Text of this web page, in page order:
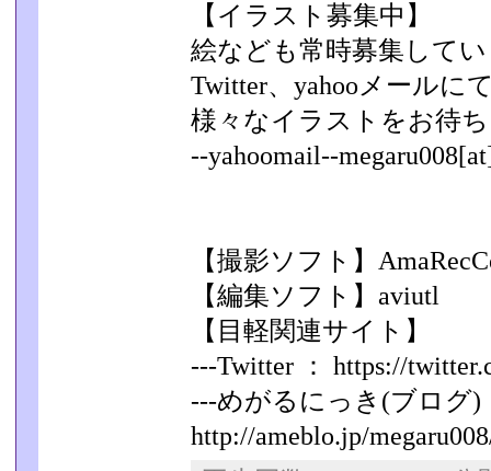
【イラスト募集中】
絵なども常時募集して
Twitter、yahooメールに
様々なイラストをお待
--yahoomail--
【撮影ソフト】
【編集ソフト】aviutl
【目軽関連サイト】
---Twitter ： https://
---めがるにっき(ブログ)
http://ameblo.jp/